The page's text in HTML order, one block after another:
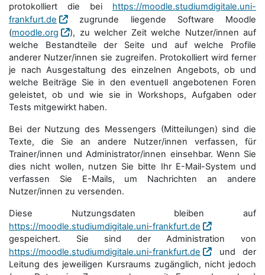
protokolliert die bei https://moodle.studiumdigitale.uni-
frankfurt.de
zugrunde liegende Software Moodle
(moodle.org
), zu welcher Zeit welche Nutzer/innen auf
welche Bestandteile der Seite und auf welche Profile
anderer Nutzer/innen sie zugreifen. Protokolliert wird ferner
je nach Ausgestaltung des einzelnen Angebots, ob und
welche Beiträge Sie in den eventuell angebotenen Foren
geleistet, ob und wie sie in Workshops, Aufgaben oder
Tests mitgewirkt haben.
Bei der Nutzung des Messengers (Mitteilungen) sind die
Texte, die Sie an andere Nutzer/innen verfassen, für
Trainer/innen und Administrator/innen einsehbar. Wenn Sie
dies nicht wollen, nutzen Sie bitte Ihr E-Mail-System und
verfassen Sie E-Mails, um Nachrichten an andere
Nutzer/innen zu versenden.
Diese Nutzungsdaten bleiben auf
https://moodle.studiumdigitale.uni-frankfurt.de
gespeichert. Sie sind der Administration von
https://moodle.studiumdigitale.uni-frankfurt.de
und der
Leitung des jeweiligen Kursraums zugänglich, nicht jedoch